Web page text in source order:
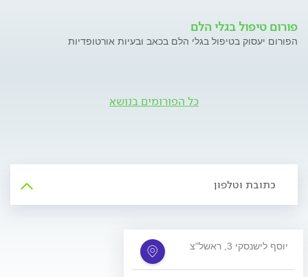
פורום טיפול בגלי הלם
הפורום יעסוק בטיפול בגלי הלם בכאב ובעיות אורטופדיות
כל הפורומים בנושא
כתובת וטלפון
יוסף לישנסקי 3, ראשל"צ